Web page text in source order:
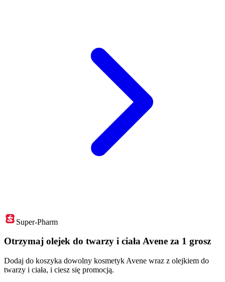
Super-Pharm
Otrzymaj olejek do twarzy i ciała Avene za 1 grosz
Dodaj do koszyka dowolny kosmetyk Avene wraz z olejkiem do
twarzy i ciała, i ciesz się promocją.